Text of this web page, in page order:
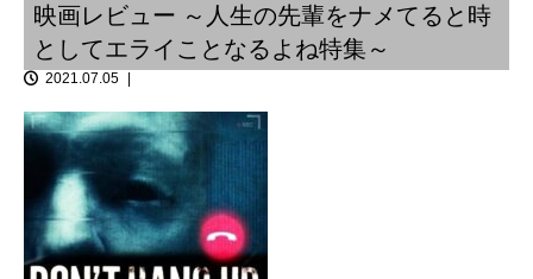
映画レビュー ～人生の先輩をナメてると時
としてエライことなるよね特集～
2021.07.05